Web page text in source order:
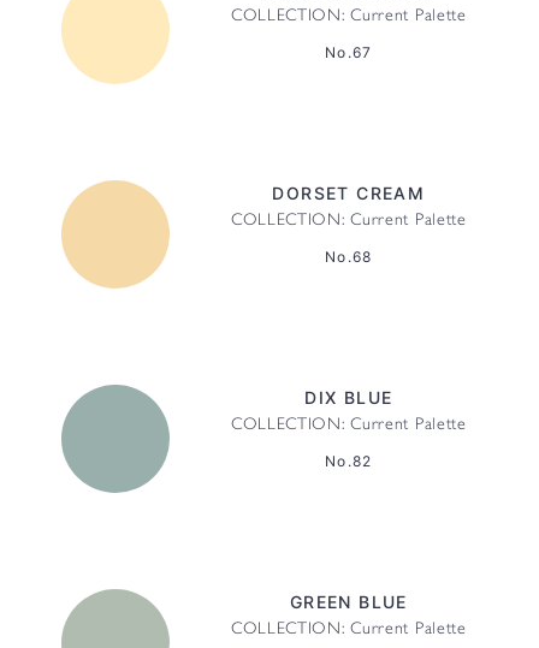
COLLECTION: Current Palette
No.67
DORSET CREAM
COLLECTION: Current Palette
No.68
DIX BLUE
COLLECTION: Current Palette
No.82
GREEN BLUE
COLLECTION: Current Palette